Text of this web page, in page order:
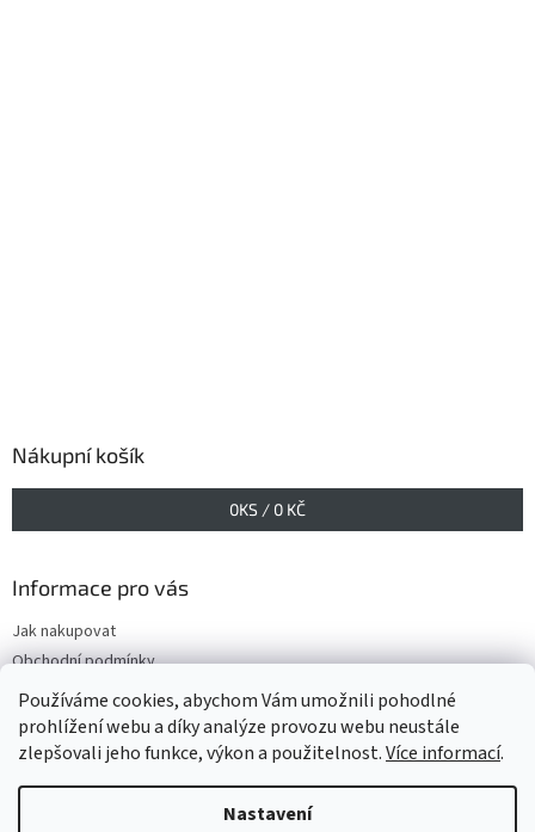
Používáme cookies, abychom Vám umožnili pohodlné
prohlížení webu a díky analýze provozu webu neustále
zlepšovali jeho funkce, výkon a použitelnost.Více informací.
Nastavení
Nákupní košík
0KS / 0 KČ
Informace pro vás
Jak nakupovat
Obchodní podmínky
Podmínky ochrany osobních údajů